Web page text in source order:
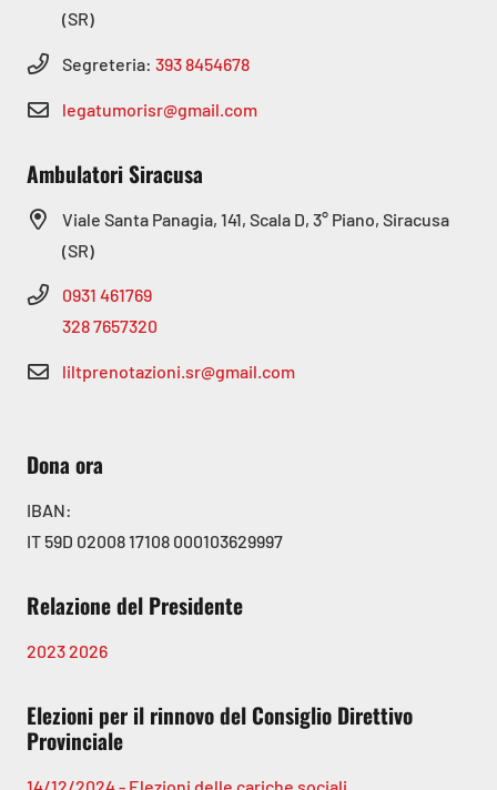
(SR)
Segreteria: 393 8454678
legatumorisr@gmail.com
Ambulatori Siracusa
Viale Santa Panagia, 141, Scala D, 3° Piano, Siracusa
(SR)
0931 461769
328 7657320
liltprenotazioni.sr@gmail.com
Dona ora
IBAN:
IT 59D 02008 17108 000103629997
Relazione del Presidente
20232026
Elezioni per il rinnovo del Consiglio Direttivo
Provinciale